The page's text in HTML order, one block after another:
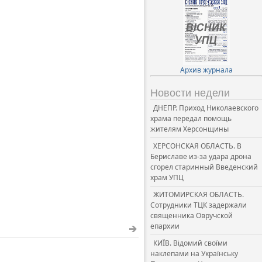
Архив журнала
Новости недели
ДНЕПР. Приход Николаевского
храма передал помощь
жителям Херсонщины
ХЕРСОНСКАЯ ОБЛАСТЬ. В
Бериславе из-за удара дрона
сгорел старинный Введенский
храм УПЦ
ЖИТОМИРСКАЯ ОБЛАСТЬ.
Сотрудники ТЦК задержали
священника Овручской
епархии
КИЇВ. Відомий своїми
наклепами на Українську